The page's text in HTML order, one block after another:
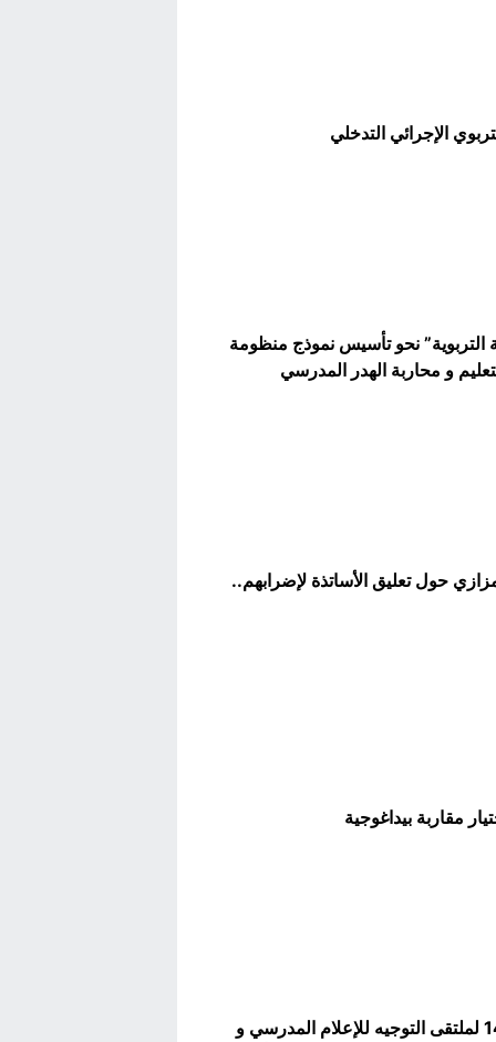
الإجرائي التدخلي
التربوية” نحو تأسيس نموذج منظومة
المدرسي
حول تعليق الأساتذة لإضرابهم..
مقاربة بيداغوجية
الدورة 14 لملتقى التوجيه للإعلام المدرسي و